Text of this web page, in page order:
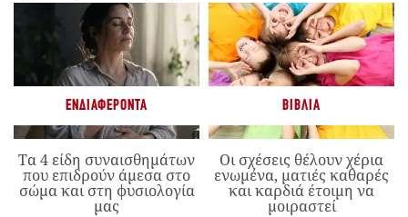
ΕΝΔΙΑΦΈΡΟΝΤΑ
Τα 4 είδη συναισθημάτων
που επιδρούν άμεσα στο
σώμα και στη φυσιολογία
μας
ΒΙΒΛΊΑ
Οι σχέσεις θέλουν χέρια
ενωμένα, ματιές καθαρές
και καρδιά έτοιμη να
μοιραστεί